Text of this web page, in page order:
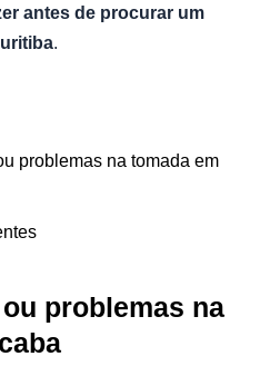
antes de procurar um
.
problemas na tomada em
problemas na